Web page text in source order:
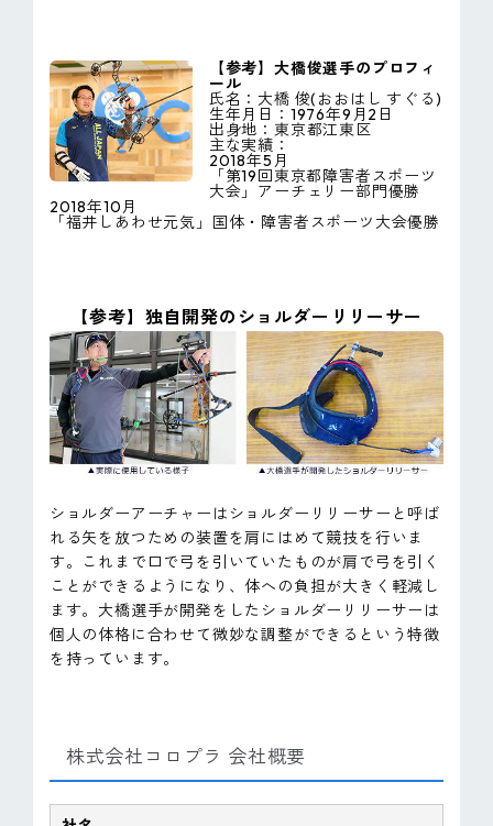
【参考】大橋俊選手のプロフィ
ール
氏名：大橋 俊(おおはし すぐる)
生年月日：1976年9月2日
出身地：東京都江東区
主な実績：
2018年5月
「第19回東京都障害者スポーツ
大会」アーチェリー部門優勝
2018年10月
「福井しあわせ元気」国体・障害者スポーツ大会優勝
【参考】独自開発のショルダーリリーサー
ショルダーアーチャーはショルダーリリーサーと呼ば
れる矢を放つための装置を肩にはめて競技を行いま
す。これまで口で弓を引いていたものが肩で弓を引く
ことができるようになり、体への負担が大きく軽減し
ます。大橋選手が開発をしたショルダーリリーサーは
個人の体格に合わせて微妙な調整ができるという特徴
を持っています。
株式会社コロプラ 会社概要